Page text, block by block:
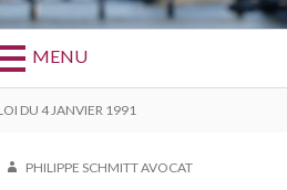
MENU
DU 4 JANVIER 1991
AUTEURPHILIPPE SCHMITT AVOCAT